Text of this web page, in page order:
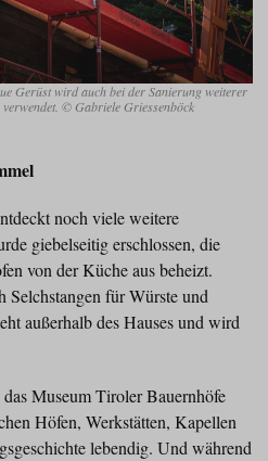
Gerüst wird auch bei der Sanierung weiterer
© Gabriele Griessenböck
noch viele weitere
giebelseitig erschlossen, die
von der Küche aus beheizt.
Selchstangen für Würste und
außerhalb des Hauses und wird
Museum Tiroler Bauernhöfe
Höfen, Werkstätten, Kapellen
lebendig. Und während